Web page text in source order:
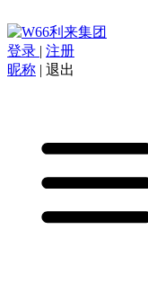
登录 | 注册
昵称 | 退出